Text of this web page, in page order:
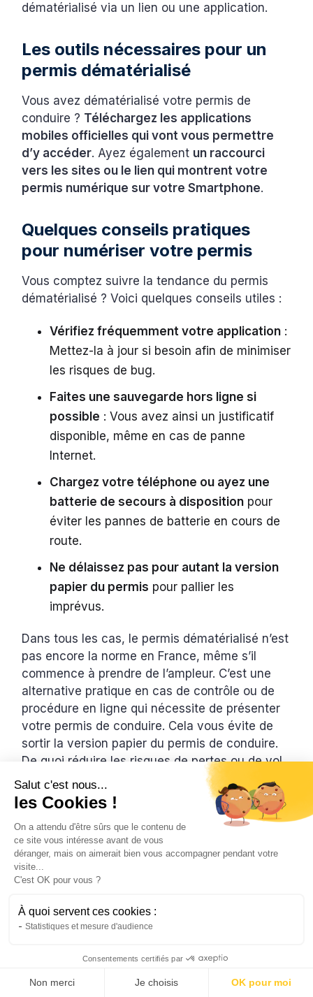
dématérialisé via un lien ou une application.
Les outils nécessaires pour un
permis dématérialisé
Vous avez dématérialisé votre permis de
conduire ? Téléchargez les applications
mobiles officielles qui vont vous permettre
d’y accéder. Ayez également un raccourci
vers les sites ou le lien qui montrent votre
permis numérique sur votre Smartphone.
Quelques conseils pratiques
pour numériser votre permis
Vous comptez suivre la tendance du permis
dématérialisé ? Voici quelques conseils utiles :
Vérifiez fréquemment votre application :
Mettez-la à jour si besoin afin de minimiser
les risques de bug.
Faites une sauvegarde hors ligne si
possible : Vous avez ainsi un justificatif
disponible, même en cas de panne
Internet.
Chargez votre téléphone ou ayez une
batterie de secours à disposition pour
éviter les pannes de batterie en cours de
route.
Ne délaissez pas pour autant la version
papier du permis pour pallier les
imprévus.
Dans tous les cas, le permis dématérialisé n’est
pas encore la norme en France, même s’il
commence à prendre de l’ampleur. C’est une
alternative pratique en cas de contrôle ou de
procédure en ligne qui nécessite de présenter
votre permis de conduire. Cela vous évite de
sortir la version papier du permis de conduire.
De quoi réduire les risques de pertes ou de vol.
Il suffit de prendre les bonnes précautions
pour sécuriser vos données en ligneet pour
toujours y accéder en cas de besoin.
Assurez votre moto, scooter, vélo ou
trottinette en moins de 5 minutes
d'accueil.
Salut c'est nous...
les Cookies !
On a attendu d'être sûrs que le contenu de
ce site vous intéresse avant de vous
déranger, mais on aimerait bien vous accompagner pendant votre
visite...
C'est OK pour vous ?
À quoi servent ces cookies :
Statistiques et mesure d'audience
Consentements certifiés par
Non merci Je choisis OK pour moi